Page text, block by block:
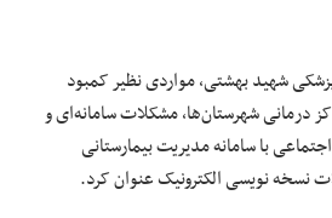
شهید بهشتی، مواردی نظیر کمبود
درمانی شهرستان‌ها، مشکلات سامانه‌ای و
با سامانه مدیریت بیمارستانی
نسخه نویسی الکترونیک عنوان کرد.